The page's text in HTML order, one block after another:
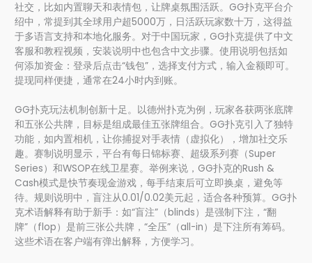
社交，比如内置聊天和表情包，让牌桌氛围活跃。GG扑克平台介
绍中，常提到其全球用户超5000万，日活跃玩家数十万，这得益
于多语言支持和本地化服务。对于中国玩家，GG扑克提供了中文
客服和教程视频，安装说明中也包含中文步骤。使用说明包括如
何添加资金：登录后点击“钱包”，选择支付方式，输入金额即可。
提现同样便捷，通常在24小时内到账。
GG扑克玩法机制创新十足。以德州扑克为例，玩家各获两张底牌
和五张公共牌，目标是组成最佳五张牌组合。GG扑克引入了独特
功能，如内置相机，让你捕捉对手表情（虚拟化），增加社交乐
趣。赛制说明显示，平台有每日锦标赛、超级系列赛（Super
Series）和WSOP在线卫星赛。举例来说，GG扑克的Rush &
Cash模式是快节奏现金游戏，每手结束后可立即换桌，避免等
待。规则说明中，盲注从0.01/0.02美元起，适合各种预算。GG扑
克术语解释有助于新手：如“盲注”（blinds）是强制下注，“翻
牌”（flop）是前三张公共牌，“全压”（all-in）是下注所有筹码。
这些术语在客户端有弹出解释，方便学习。